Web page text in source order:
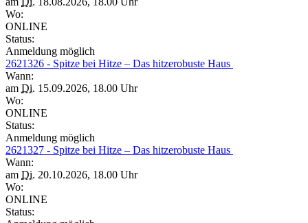
Wo:
ONLINE
Status:
Anmeldung möglich
2621326 - Spitze bei Hitze – Das hitzerobuste Haus
Wann:
am Di. 15.09.2026, 18.00 Uhr
Wo:
ONLINE
Status:
Anmeldung möglich
2621327 - Spitze bei Hitze – Das hitzerobuste Haus
Wann:
am Di. 20.10.2026, 18.00 Uhr
Wo:
ONLINE
Status: